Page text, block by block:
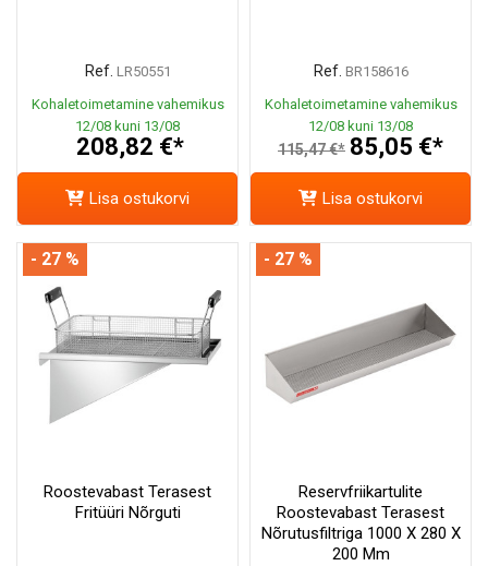
Ref. LR50551
Kohaletoimetamine vahemikus
12/08 kuni 13/08
208,82 €*
Lisa ostukorvi
Ref. BR158616
Kohaletoimetamine vahemikus
12/08 kuni 13/08
115,47 €* 85,05 €*
Lisa ostukorvi
Roostevabast Terasest
Fritüüri Nõrguti
- 27 %
Reservfriikartulite
Roostevabast Terasest
Nõrutusfiltriga 1000 X 280 X
200 Mm
- 27 %